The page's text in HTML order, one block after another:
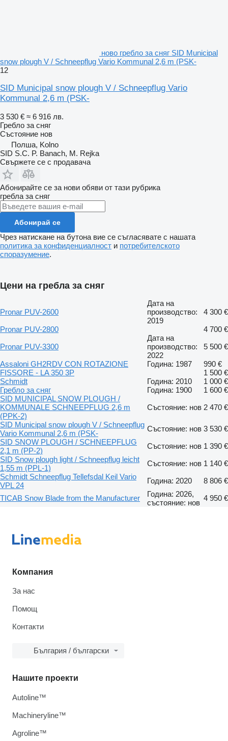
ново гребло за сняг SID Municipal
snow plough V / Schneepflug Vario Kommunal 2,6 m (PSK-
12
SID Municipal snow plough V / Schneepflug Vario
Kommunal 2,6 m (PSK-
3 530 € ≈ 6 916 лв.
Гребло за сняг
Състояние нов
Полша, Kolno
SID S.C. P. Banach, M. Rejka
Свържете се с продавача
Абонирайте се за нови обяви от тази рубрика
гребла за сняг
Абонирай се
Чрез натискане на бутона вие се съгласявате с нашата
политика за конфиденциалност и потребителското
споразумение.
Цени на гребла за сняг
Pronar PUV-2600
Дата на
производство:
2019
4 300 €
Pronar PUV-2800
4 700 €
Pronar PUV-3300
Дата на
производство:
2022
5 500 €
Assaloni GH2RDV CON ROTAZIONE
Година: 1987
990 €
FISSORE - LA 350 3P
1 500 €
Schmidt
Година: 2010
1 000 €
Гребло за сняг
Година: 1900
1 600 €
SID MUNICIPAL SNOW PLOUGH /
KOMMUNALE SCHNEEPFLUG 2,6 m
(PPK-2)
Състояние: нов 2 470 €
SID Municipal snow plough V / Schneepflug
Vario Kommunal 2,6 m (PSK-
Състояние: нов 3 530 €
SID SNOW PLOUGH / SCHNEEPFLUG
2,1 m (PP-2)
Състояние: нов 1 390 €
SID Snow plough light / Schneepflug leicht
1,55 m (PPL-1)
Състояние: нов 1 140 €
Schmidt Schneepflug Tellefsdal Keil Vario
VPL 24
Година: 2020
8 806 €
TICAB Snow Blade from the Manufacturer
Година: 2026,
състояние: нов
4 950 €
Компания
За нас
Помощ
Контакти
България / български
Нашите проекти
Autoline™
Machineryline™
Agroline™